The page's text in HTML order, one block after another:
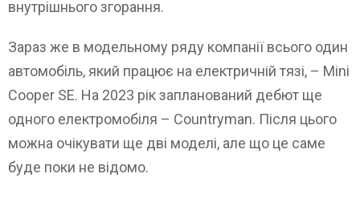
внутрішнього згорання.
Зараз же в модельному ряду компанії всього один
автомобіль, який працює на електричній тязі, – Mini
Cooper SE. На 2023 рік запланований дебют ще
одного електромобіля – Countryman. Після цього
можна очікувати ще дві моделі, але що це саме
буде поки не відомо.